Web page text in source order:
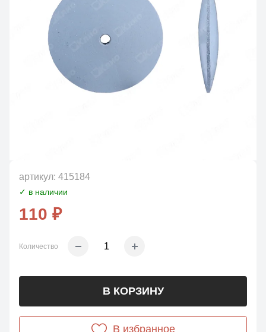
артикул: 415184
✓ в наличии
110 ₽
Количество
В КОРЗИНУ
В избранное